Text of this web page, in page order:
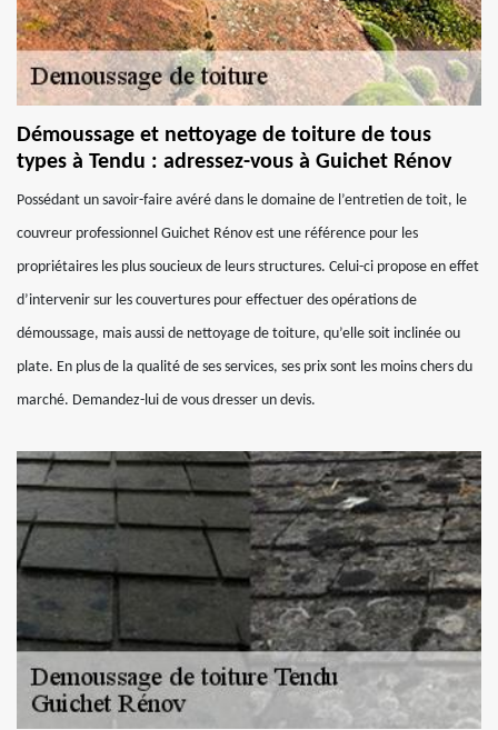
Démoussage et nettoyage de toiture de tous
types à Tendu : adressez-vous à Guichet Rénov
Possédant un savoir-faire avéré dans le domaine de l’entretien de toit, le
couvreur professionnel Guichet Rénov est une référence pour les
propriétaires les plus soucieux de leurs structures. Celui-ci propose en effet
d’intervenir sur les couvertures pour effectuer des opérations de
démoussage, mais aussi de nettoyage de toiture, qu’elle soit inclinée ou
plate. En plus de la qualité de ses services, ses prix sont les moins chers du
marché. Demandez-lui de vous dresser un devis.